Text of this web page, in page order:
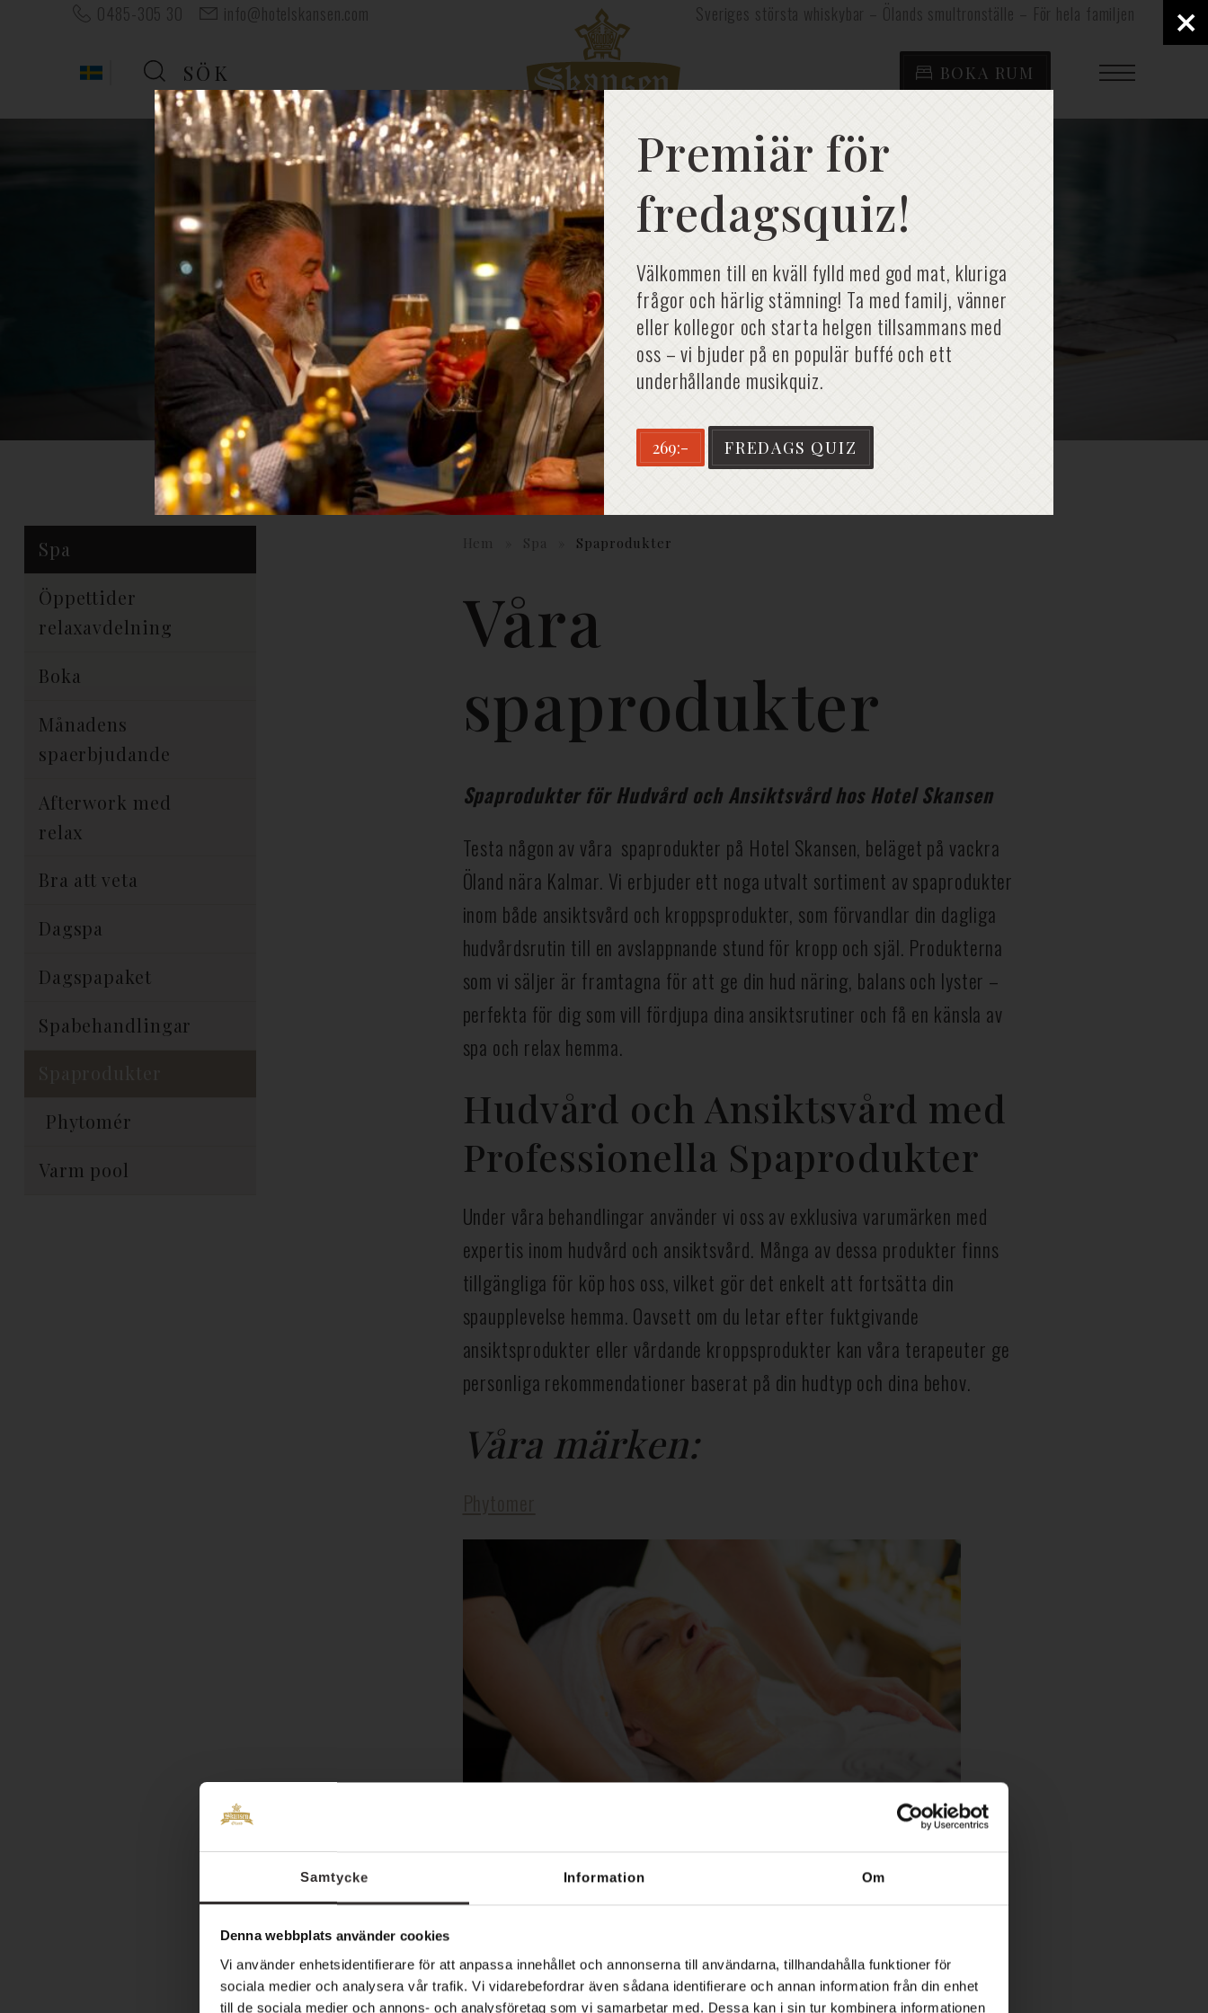
Samtycke Information Om
Denna webbplats använder cookies
Vi använder enhetsidentifierare för att anpassa innehållet och annonserna till användarna, tillhandahålla funktioner för
sociala medier och analysera vår trafik. Vi vidarebefordrar även sådana identifierare och annan information från din enhet
till de sociala medier och annons- och analysföretag som vi samarbetar med. Dessa kan i sin tur kombinera informationen
×
Premiär för
fredagsquiz!
Välkommen till en kväll fylld med god mat, kluriga
frågor och härlig stämning! Ta med familj, vänner
eller kollegor och starta helgen tillsammans med
oss – vi bjuder på en populär buffé och ett
underhållande musikquiz.
269:- FREDAGS QUIZ
0485-305 30 info@hotelskansen.com Sveriges största whiskybar – Ölands smultronställe – För hela familjen
BOKA RUM
Spa
Öppettider
relaxavdelning
Boka
Månadens
spaerbjudande
Afterwork med
relax
Bra att veta
Dagspa
Dagspapaket
Spabehandlingar
Phytomér
Varm pool
Hem Spa Spaprodukter
Våra
spaprodukter
Spaprodukter för Hudvård och Ansiktsvård hos Hotel Skansen
Testa någon av våra spaprodukter på Hotel Skansen, beläget på vackra
Öland nära Kalmar. Vi erbjuder ett noga utvalt sortiment av spaprodukter
inom både ansiktsvård och kroppsprodukter, som förvandlar din dagliga
hudvårdsrutin till en avslappnande stund för kropp och själ. Produkterna
som vi säljer är framtagna för att ge din hud näring, balans och lyster –
perfekta för dig som vill fördjupa dina ansiktsrutiner och få en känsla av
spa och relax hemma.
Hudvård och Ansiktsvård med
Professionella Spaprodukter
Under våra behandlingar använder vi oss av exklusiva varumärken med
expertis inom hudvård och ansiktsvård. Många av dessa produkter finns
tillgängliga för köp hos oss, vilket gör det enkelt att fortsätta din
spaupplevelse hemma. Oavsett om du letar efter fuktgivande
ansiktsprodukter eller vårdande kroppsprodukter kan våra terapeuter ge
personliga rekommendationer baserat på din hudtyp och dina behov.
Våra märken:
Läs mer
Din Guide till Ansiktsrutiner